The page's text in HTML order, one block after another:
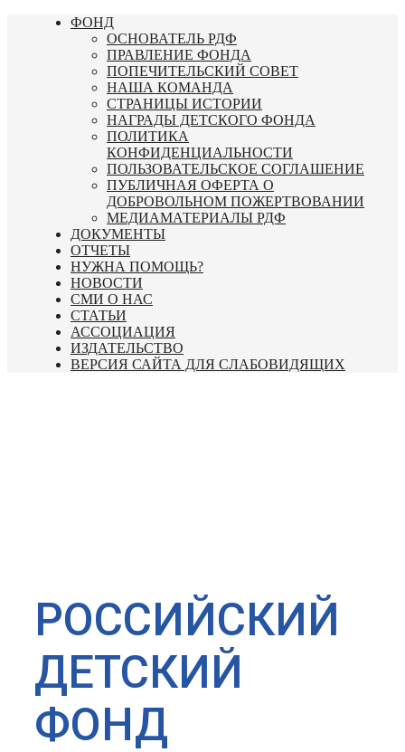
Перейти
ФОНД
ОСНОВАТЕЛЬ РДФ
ПРАВЛЕНИЕ ФОНДА
ПОПЕЧИТЕЛЬСКИЙ СОВЕТ
НАША КОМАНДА
СТРАНИЦЫ ИСТОРИИ
НАГРАДЫ ДЕТСКОГО ФОНДА
ПОЛИТИКА
КОНФИДЕНЦИАЛЬНОСТИ
ПОЛЬЗОВАТЕЛЬСКОЕ СОГЛАШЕНИЕ
ПУБЛИЧНАЯ ОФЕРТА О
ДОБРОВОЛЬНОМ ПОЖЕРТВОВАНИИ
МЕДИАМАТЕРИАЛЫ РДФ
ДОКУМЕНТЫ
ОТЧЕТЫ
НУЖНА ПОМОЩЬ?
НОВОСТИ
СМИ О НАС
СТАТЬИ
АССОЦИАЦИЯ
ИЗДАТЕЛЬСТВО
ВЕРСИЯ САЙТА ДЛЯ СЛАБОВИДЯЩИХ
РОССИЙСКИЙ
ДЕТСКИЙ
ФОНД